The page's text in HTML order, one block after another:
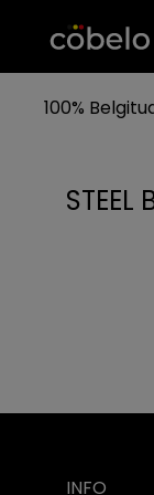
100%
STEEL
INFO